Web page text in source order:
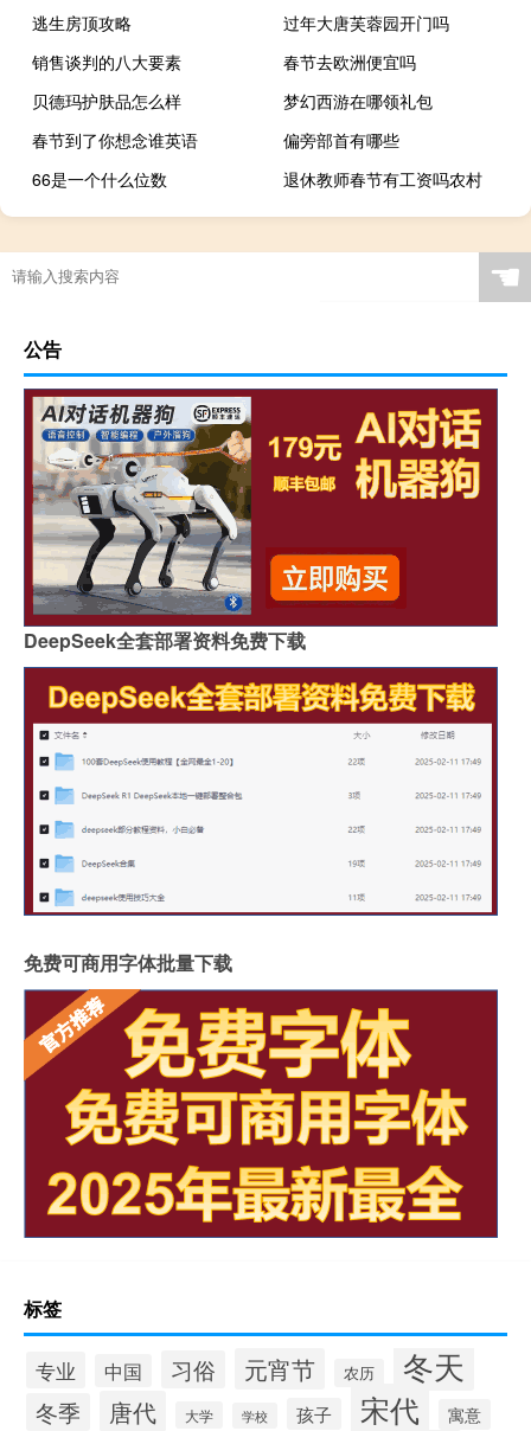
逃生房顶攻略
过年大唐芙蓉园开门吗
销售谈判的八大要素
春节去欧洲便宜吗
贝德玛护肤品怎么样
梦幻西游在哪领礼包
春节到了你想念谁英语
偏旁部首有哪些
66是一个什么位数
退休教师春节有工资吗农村
☚
公告
DeepSeek全套部署资料免费下载
免费可商用字体批量下载
标签
专业 中国 习俗 元宵节 农历 冬天
冬季 唐代 大学 学校 孩子 宋代 寓意